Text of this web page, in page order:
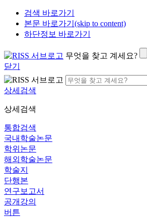
검색 바로가기
본문 바로가기(skip to content)
하단정보 바로가기
무엇을 찾고 계세요?
닫기
상세검색
상세검색
통합검색
국내학술논문
학위논문
해외학술논문
학술지
단행본
연구보고서
공개강의
버튼